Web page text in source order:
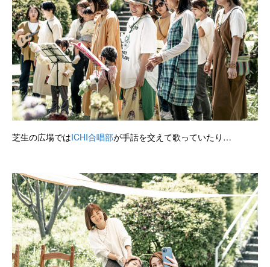
芝生の広場ではICHI合唱部が手話を交えて歌っていたり…